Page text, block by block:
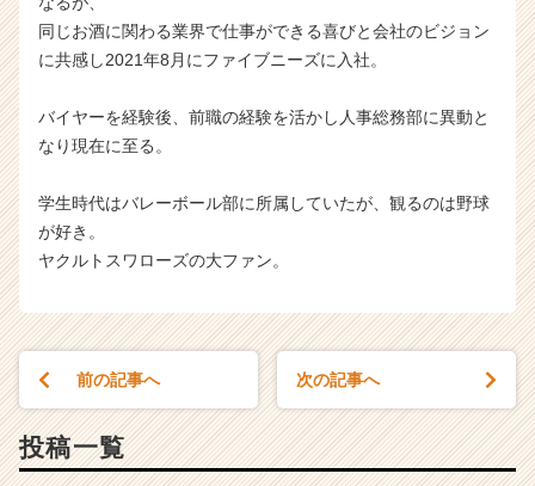
同じお酒に関わる業界で仕事ができる喜びと会社のビジョン
に共感し2021年8月にファイブニーズに入社。
バイヤーを経験後、前職の経験を活かし人事総務部に異動と
なり現在に至る。
学生時代はバレーボール部に所属していたが、観るのは野球
が好き。
ヤクルトスワローズの大ファン。
前の記事へ 次の記事へ
投稿一覧